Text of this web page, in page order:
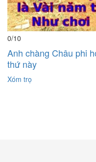
0/10
Anh chàng Châu phi
thứ này
Xóm trọ